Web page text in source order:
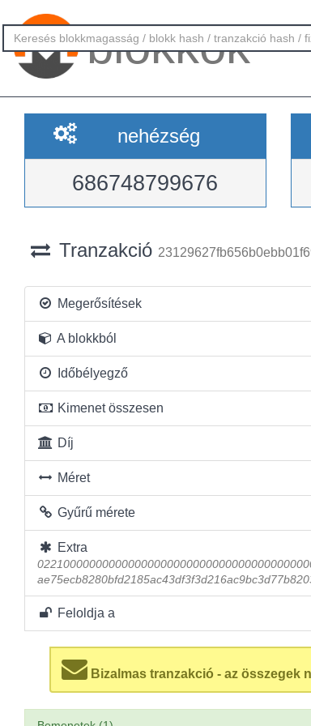
blokkok
nehézség
686748799676
Tranzakció
Megerősítések
A blokkból
Időbélyegző
Kimenet összesen
Díj
Méret
Gyűrű mérete
Extra
Feloldja a
Bizalmas tranzakció - az összegek